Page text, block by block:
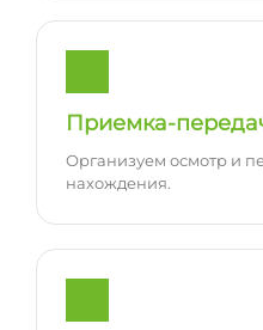
Приемка-
Организуем осмотр и
нахождения.